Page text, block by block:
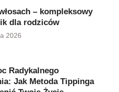
– kompleksowy
dla rodziców
2026
Radykalnego
Jak Metoda Tippinga